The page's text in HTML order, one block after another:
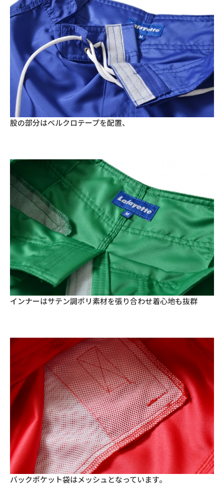
股の部分はベルクロテープを配置、
インナーはサテン調ポリ素材を張り合わせ着心地も抜群
バックポケット袋はメッシュとなっています。